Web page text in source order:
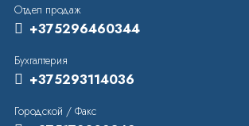
Отдел продаж
+375296460344
Бухгалтерия
+375293114036
Городской / Факс